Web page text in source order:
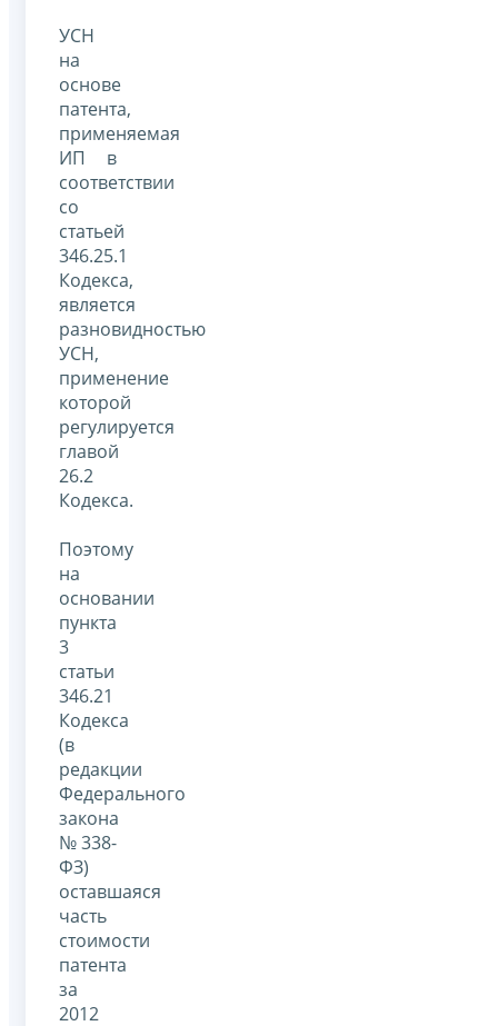
УСН
на
основе
патента,
применяемая
ИП в
соответствии
со
статьей
346.25.1
Кодекса,
является
разновидностью
УСН,
применение
которой
регулируется
главой
26.2
Кодекса.
Поэтому
на
основании
пункта
3
статьи
346.21
Кодекса
(в
редакции
Федерального
закона
№ 338-
ФЗ)
оставшаяся
часть
стоимости
патента
за
2012